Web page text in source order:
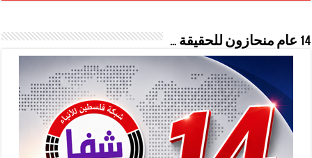
14 عام منحازون للحقيقة …